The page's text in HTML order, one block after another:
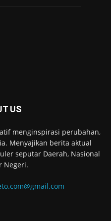
US
menginspirasi perubahan,
Menyajikan berita aktual
seputar Daerah, Nasional
Negeri.